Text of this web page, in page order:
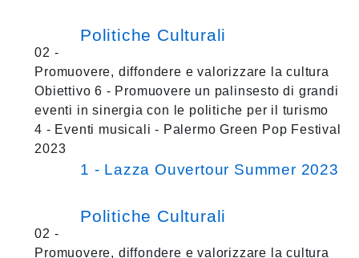
Politiche Culturali
02 -
Promuovere, diffondere e valorizzare la cultura
Obiettivo 6 - Promuovere un palinsesto di grandi
eventi in sinergia con le politiche per il turismo
4 - Eventi musicali - Palermo Green Pop Festival
2023
1 - Lazza Ouvertour Summer 2023
Politiche Culturali
02 -
Promuovere, diffondere e valorizzare la cultura